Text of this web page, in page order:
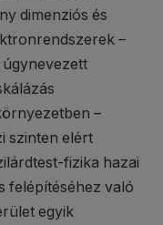
dimenziós és
–
–
szinten elért
fizika hazai
felépítéséhez való
egyik